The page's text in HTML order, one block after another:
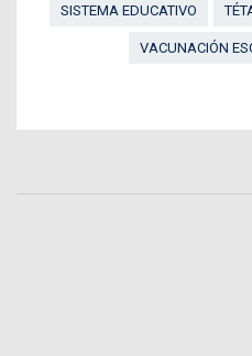
SISTEMA EDUCATIVO
VACUNACIÓN